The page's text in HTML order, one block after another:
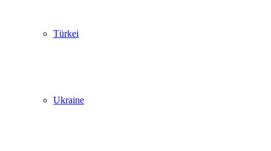
Türkei
Ukraine